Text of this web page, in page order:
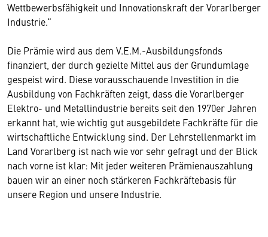
Wettbewerbsfähigkeit und Innovationskraft der Vorarlberger
Industrie.“
Die Prämie wird aus dem V.E.M.-Ausbildungsfonds
finanziert, der durch gezielte Mittel aus der Grundumlage
gespeist wird. Diese vorausschauende Investition in die
Ausbildung von Fachkräften zeigt, dass die Vorarlberger
Elektro- und Metallindustrie bereits seit den 1970er Jahren
erkannt hat, wie wichtig gut ausgebildete Fachkräfte für die
wirtschaftliche Entwicklung sind. Der Lehrstellenmarkt im
Land Vorarlberg ist nach wie vor sehr gefragt und der Blick
nach vorne ist klar: Mit jeder weiteren Prämienauszahlung
bauen wir an einer noch stärkeren Fachkräftebasis für
unsere Region und unsere Industrie.